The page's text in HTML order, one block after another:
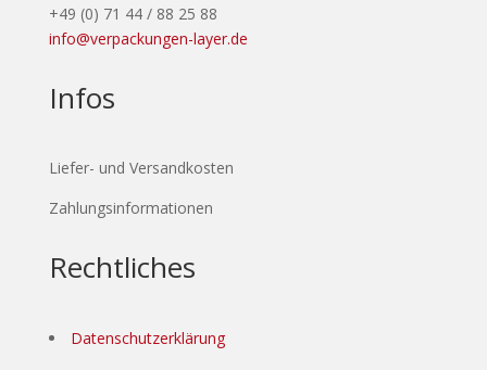
+49 (0) 71 44 / 88 25 88
info@verpackungen-layer.de
Infos
Liefer- und Versandkosten
Zahlungsinformationen
Rechtliches
Datenschutzerklärung